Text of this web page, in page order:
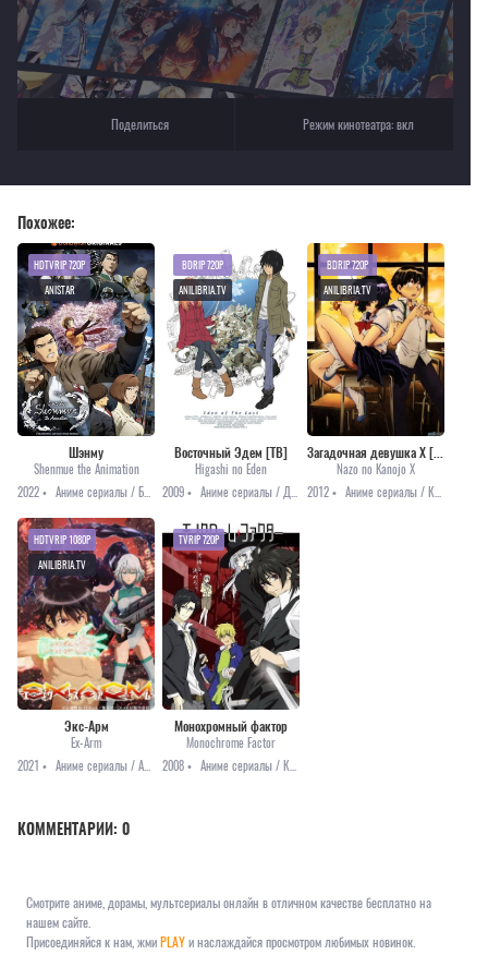
Поделиться Режим кинотеатра:вкл
Похожее:
Шэнму
Shenmue the Animation
2022 •
HDTVRIP 720P
ANISTAR
Восточный Эдем [ТВ]
Higashi no Eden
2009 •
BDRIP 720P
ANILIBRIA.TV
Nazo no Kanojo X
2012 •
BDRIP 720P
ANILIBRIA.TV
Экс-Арм
Ex-Arm
2021 •
Аниме сериалы / Аниме 2021 / Фантастика / 3D
HDTVRIP 1080P
ANILIBRIA.TV
Монохромный фактор
Monochrome Factor
2008 •
Аниме сериалы / Комедия / Мистика / Приключения
TVRIP 720P
КОММЕНТАРИИ: 0
Смотрите аниме, дорамы, мультсериалы онлайн в отличном качестве бесплатно на
нашем сайте.
Присоединяйся к нам, жмиPLAYи наслаждайся просмотром любимых новинок.